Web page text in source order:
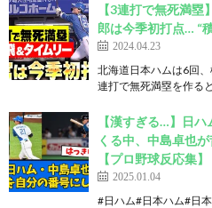
【3連打で無死満
郎は今季初打点… “
2024.04.23
北海道日本ハムは6回
連打で無死満塁を作る
【漢すぎる…】日
くる中、中島卓也
【プロ野球反応集
2025.01.04
#日ハム#日本ハム#日